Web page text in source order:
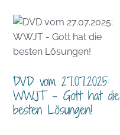
DVD vom 27.07.2025:
WWJT – Gott hat die
besten Lösungen!